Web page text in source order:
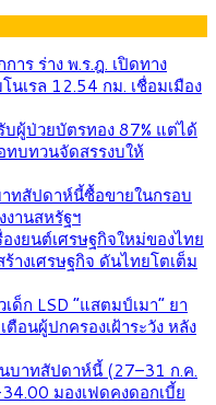
าร ร่าง พ.ร.ฎ. เปิดทาง
เรล 12.54 กม. เชื่อมเมือง
บผู้ป่วยบัตรทอง 87% แต่ได้
ทบทวนจัดสรรงบให้
าทสัปดาห์นี้ซื้อขายในกรอบ
านสหรัฐฯ
องยนต์เศรษฐกิจใหม่ของไทย
างเศรษฐกิจ ดันไทยโตเต็ม
ด็ก LSD “แสตมป์เมา” ยา
อนผู้ปกครองเฝ้าระวัง หลัง
นบาทสัปดาห์นี้ (27–31 ก.ค.
มองเฟดคงดอกเบี้ย